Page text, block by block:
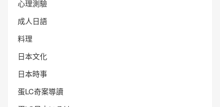
心理測驗
成人日語
料理
日本文化
日本時事
蛋LC奇案導讀